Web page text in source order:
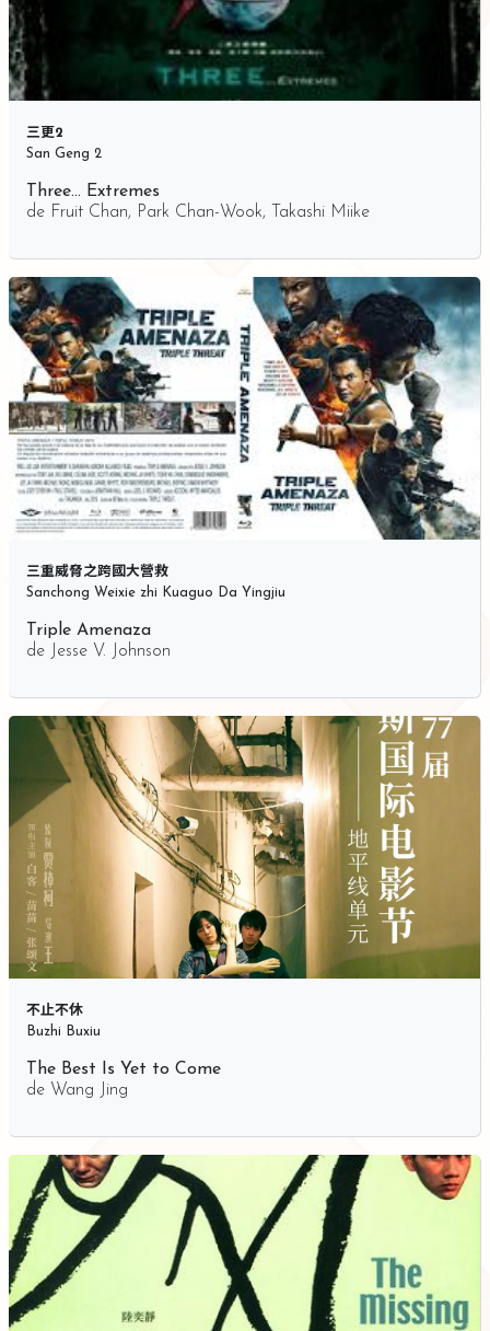
三更2
San Geng 2
Three… Extremes
de Fruit Chan, Park Chan-Wook, Takashi Miike
三重威脅之跨國大營救
Sanchong Weixie zhi Kuaguo Da Yingjiu
Triple Amenaza
de
Jesse V. Johnson
不止不休
Buzhi Buxiu
The Best Is Yet to Come
de Wang Jing